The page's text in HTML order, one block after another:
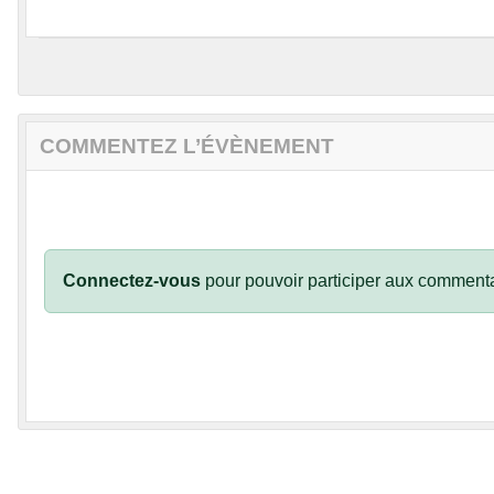
COMMENTEZ L’ÉVÈNEMENT
Connectez-vous pour pouvoir participer aux